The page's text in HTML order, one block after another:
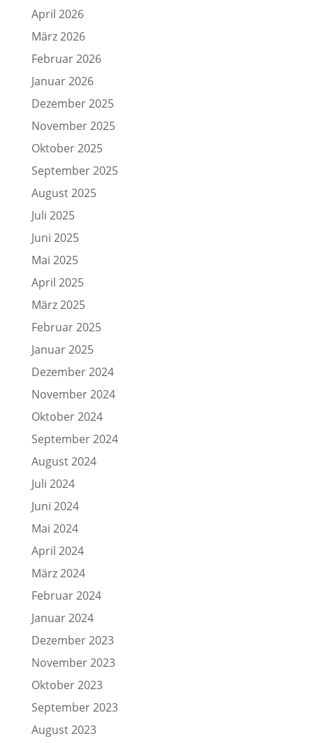
April 2026
März 2026
Februar 2026
Januar 2026
Dezember 2025
November 2025
Oktober 2025
September 2025
August 2025
Juli 2025
Juni 2025
Mai 2025
April 2025
März 2025
Februar 2025
Januar 2025
Dezember 2024
November 2024
Oktober 2024
September 2024
August 2024
Juli 2024
Juni 2024
Mai 2024
April 2024
März 2024
Februar 2024
Januar 2024
Dezember 2023
November 2023
Oktober 2023
September 2023
August 2023